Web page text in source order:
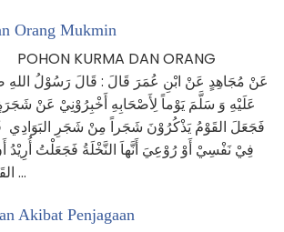
Orang Mukmin
DAN ORANG
عَلَيْهِ وَ سَلَّمَ يَوْماً لِأَصْحَابِهِ أَخْبِرُوْنِيْ عَنْ
فَجَعَلَ القَوْمُ يَذْكُرُوْنَ شَجَراً مِنْ شَجَرِ البَوَادِي
فِيْ نَفْسِيْ أَوْ رُوْعِيَ أَنَّهاَ النَّخْلَةُ فَجَعَلْتُ أُرِيْدُ
القَوْمُ فَأَهَابُ أَنْ أَتَكَلَّمَ …
Akibat Penjagaan